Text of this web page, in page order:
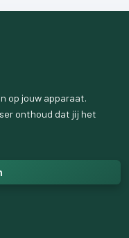
op jouw apparaat.
onthoud dat jij het